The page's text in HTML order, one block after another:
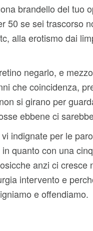
brandello del tuo
50 se sei trascorso
alla erotismo dai
negarlo, e
che coincidenza,
si girano per
ebbene ci
indignate per le
quanto con una
anzi ci
intervento e
e offendiamo.